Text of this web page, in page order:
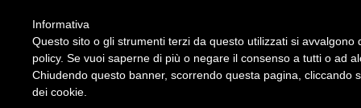
La Strada I soci
Informativa
Questo sito o gli strumenti terzi da questo utilizzati si
policy. Se vuoi saperne di più o negare il consenso a tutti o ad
Chiudendo questo banner, scorrendo questa pagina, cliccando
dei cookie.